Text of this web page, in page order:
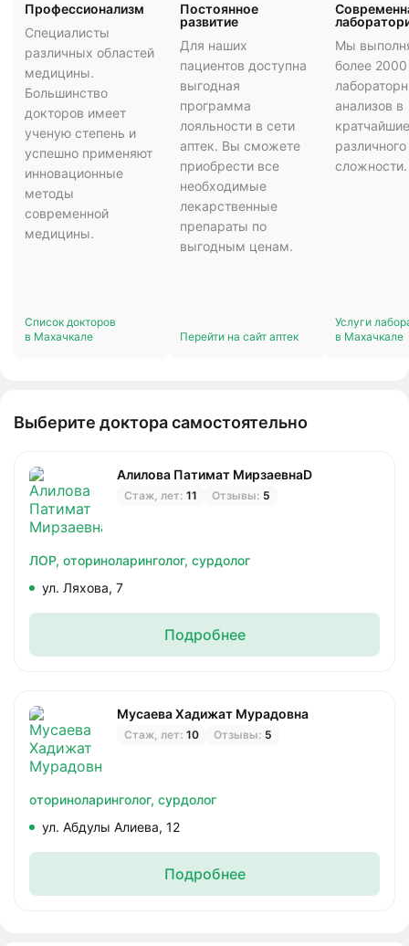
Профессионализм
Специалисты
различных областей
медицины.
Большинство
докторов имеет
ученую степень и
успешно применяют
инновационные
методы
современной
медицины.
Список докторов
в Махачкале
Постоянное
развитие
Для наших
пациентов доступна
выгодная
программа
лояльности в сети
аптек. Вы сможете
приобрести все
необходимые
лекарственные
препараты по
выгодным ценам.
Перейти на сайт аптек
Мы
более
анализов в
сложности.
Услуги
в Махачкале
Выберите доктора самостоятельно
Алилова Патимат МирзаевнаD
Стаж, лет: 11 Отзывы: 5
ЛОР, оториноларинголог, сурдолог
ул. Ляхова, 7
Подробнее
Мусаева Хадижат Мурадовна
Стаж, лет: 10 Отзывы: 5
оториноларинголог, сурдолог
ул. Абдулы Алиева, 12
Подробнее